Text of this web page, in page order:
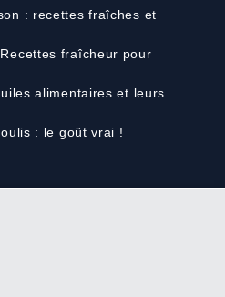
: recettes fraîches et
fraîcheur pour
alimentaires et leurs
: le goût vrai !